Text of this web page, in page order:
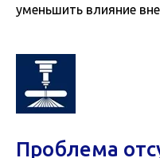
уменьшить влияние
Проблема